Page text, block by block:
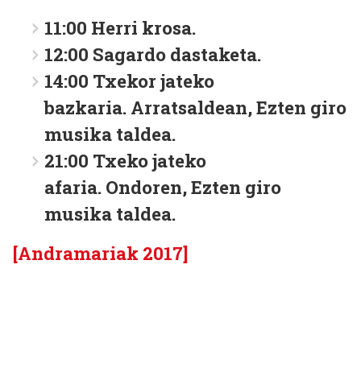
11:00 Herri krosa.
12:00 Sagardo dastaketa.
14:00 Txekor jateko
bazkaria. Arratsaldean, Ezten giro
musika taldea.
21:00 Txeko jateko
afaria. Ondoren, Ezten giro
musika taldea.
[Andramariak 2017]